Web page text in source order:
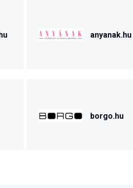
anyanak.hu
borgo.hu